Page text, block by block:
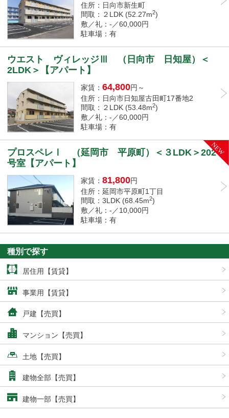
住所：日向市新生町
間取：２LDK (52.27m2)
敷／礼：-／60,000円
駐車場：有
ウエスト ヴィレッジⅢ （日向市 日知屋）＜
2LDK＞【アパート】
家賃：64,800円～
住所：日向市日知屋古田町17番地2
間取：２LDK (53.48m2)
敷／礼：-／60,000円
駐車場：有
プロスペレⅠ （延岡市 平原町）＜３LDK＞202
号室【アパート】
家賃：81,800円
住所：延岡市平原町1丁目
間取：3LDK (68.45m2)
敷／礼：-／10,000円
駐車場：有
種別で探す
居住用【賃貸】
事業用【賃貸】
戸建【売買】
マンション【売買】
土地【売買】
建物全部【売買】
建物一部【売買】